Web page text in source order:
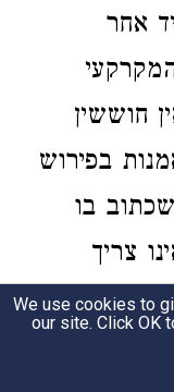
אחר
חוששין
בפירוש
בו
צריך
בפניו רק
לילך
We use cookies to
our site. Click OK